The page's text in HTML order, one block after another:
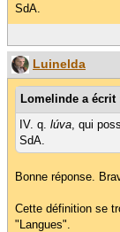
SdA.
Luinelda
Lomelinde a écrit
IV. q. lúva , qui
SdA.
Bonne réponse.
Cette définition se
"Langues".